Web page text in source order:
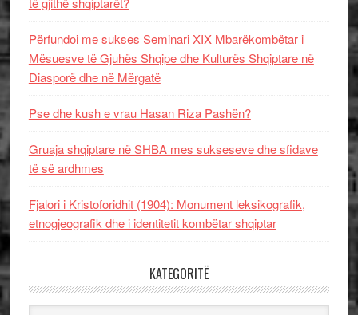
Përfundoi me sukses Seminari XIX Mbarëkombëtar i
Mësuesve të Gjuhës Shqipe dhe Kulturës Shqiptare në
Diasporë dhe në Mërgatë
Pse dhe kush e vrau Hasan Riza Pashën?
Gruaja shqiptare në SHBA mes sukseseve dhe sfidave
të së ardhmes
Fjalori i Kristoforidhit (1904): Monument leksikografik,
etnogjeografik dhe i identitetit kombëtar shqiptar
KATEGORITË